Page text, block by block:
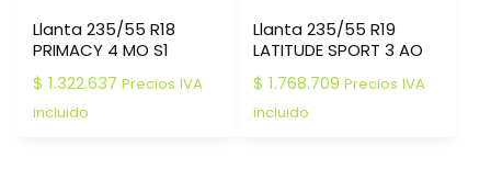
Llanta 235/55 R18
PRIMACY 4 MO S1
$ 1.322.637 Precios IVA
incluido
Llanta 235/55 R19
LATITUDE SPORT 3 AO
$ 1.768.709 Precios IVA
incluido